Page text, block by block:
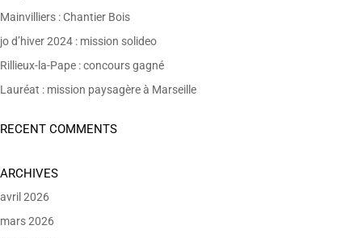
Mainvilliers : Chantier Bois
jo d’hiver 2024 : mission solideo
Rillieux-la-Pape : concours gagné
Lauréat : mission paysagère à Marseille
RECENT COMMENTS
ARCHIVES
avril 2026
mars 2026